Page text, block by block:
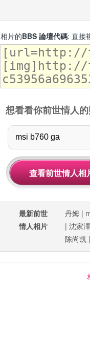
相片的BBS 論壇代碼: 直接
想看看你前世情人
最新前世
情人相片
丹姆 |
| 沈家澤
陈尚凯